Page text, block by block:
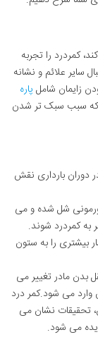
کمردرد را تجربه
سایر علائم و نشانه
زایمان شامل پاره
سبب سبک تر شدن
دوران بارداری نقش
شل شده و می
به کمردرد شوند.
بیشتری را به ستون
بدن مادر تغییر می
می شود.کمر درد
تحقیقات نشان می